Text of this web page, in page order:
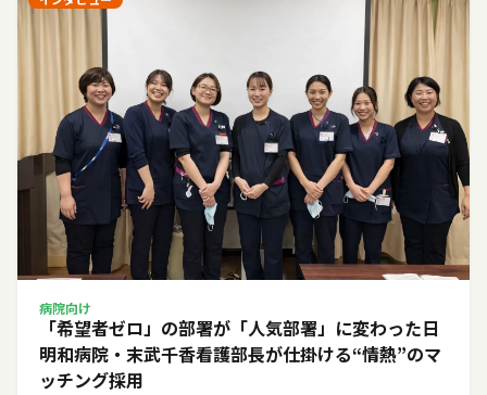
病院向け
「希望者ゼロ」の部署が「人気部署」に変わった日――
明和病院・末武千香看護部長が仕掛ける“情熱”のマ
ッチング採用